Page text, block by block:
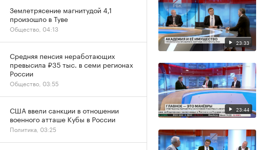
23:33
23:44
Землетрясение магнитудой 4,1
произошло в Туве
Общество, 04:13
Средняя пенсия неработающих
превысила ₽35 тыс. в семи регионах
России
Общество, 03:55
США ввели санкции в отношении
военного атташе Кубы в России
Политика, 03:25